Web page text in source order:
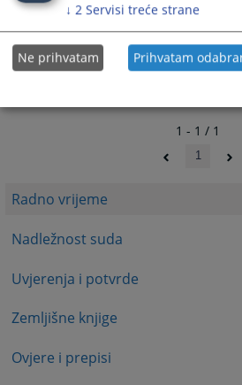
Radno vrijeme
Nadležnost suda
Uvjerenja i potvrde
Zemljišne knjige
Ovjere i prepisi
1 - 1 / 1
1
↓ 2 Servisi treće strane
Ne prihvatam Prihvatam